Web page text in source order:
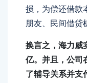
损，为偿还借款
朋友、民间借贷
换言之，海力威
亿。并且，公司
了辅导关系并支